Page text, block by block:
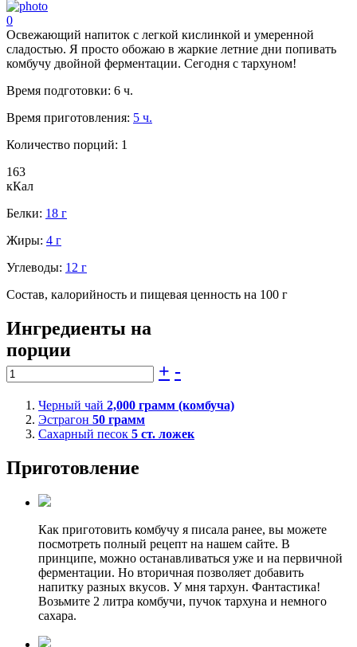
0
Освежающий напиток с легкой кислинкой и умеренной
сладостью. Я просто обожаю в жаркие летние дни попивать
комбучу двойной ферментации. Сегодня с тархуном!
Время подготовки: 6 ч.
Время приготовления: 5 ч.
Количество порций: 1
163
кКал
Белки: 18 г
Жиры: 4 г
Углеводы: 12 г
Состав, калорийность и пищевая ценность на 100 г
Ингредиенты на
порции
+ -
Черный чай 2,000 грамм (комбуча)
Эстрагон 50 грамм
Сахарный песок 5 ст. ложек
Приготовление
Как приготовить комбучу я писала ранее, вы можете
посмотреть полный рецепт на нашем сайте. В
принципе, можно останавливаться уже и на первичной
ферментации. Но вторичная позволяет добавить
напитку разных вкусов. У мня тархун. Фантастика!
Возьмите 2 литра комбучи, пучок тархуна и немного
сахара.